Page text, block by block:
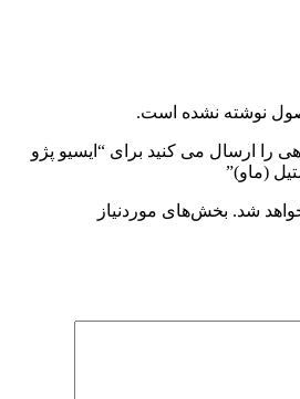
نوشته نشده است.
را ارسال می کنید برای “ایسیو پژو
شد. بخش‌های موردنیاز